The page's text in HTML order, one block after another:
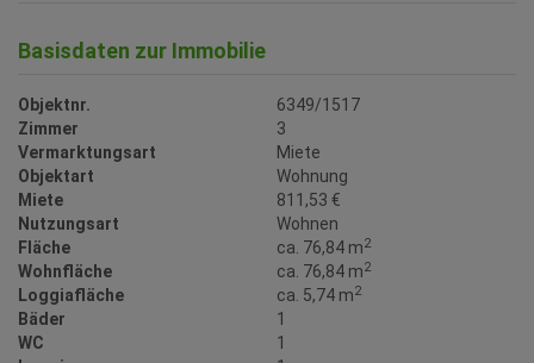
Basisdaten zur Immobilie
Objektnr.
6349/1517
Zimmer
3
Vermarktungsart
Miete
Objektart
Wohnung
Miete
811,53 €
Nutzungsart
Wohnen
Fläche
ca. 76,84 m2
Wohnfläche ca. 76,84 m2
Loggiafläche ca. 5,74 m2
Bäder
1
WC
1